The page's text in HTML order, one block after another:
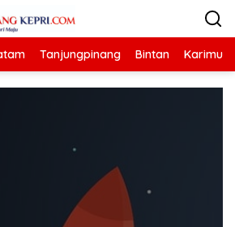
Tanjungpinang Bintan Karimun